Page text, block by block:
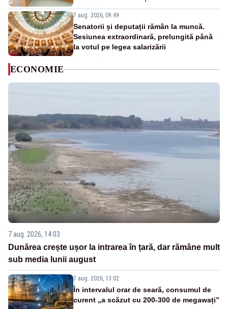
7 aug. 2026, 09:49
Senatorii și deputații rămân la muncă.
Sesiunea extraordinară, prelungită până
la votul pe legea salarizării
ECONOMIE
7 aug. 2026, 14:03
Dunărea crește ușor la intrarea în țară, dar rămâne mult
sub media lunii august
7 aug. 2026, 13:02
În intervalul orar de seară, consumul de
curent „a scăzut cu 200-300 de megawați”